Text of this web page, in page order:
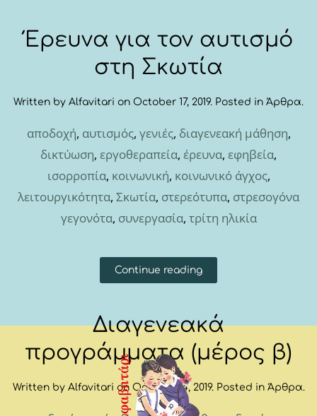
Έρευνα για τον αυτισμό
στη Σκωτία
Written by Alfavitari on October 17, 2019. Posted in Άρθρα.
αποδοχή, αυτισμός, γενιές, διαγενεακή μάθηση,
δικτύωση, εργοθεραπεία, έρευνα, εφηβεία,
ισορροπία, κοινωνική, κοινωνικό άγχος,
λειτουργικότητα, Σκωτία, στερεότυπα, στρεσογόνα
γεγονότα, συνεργασία, τρίτη ηλικία
Continue reading
Διαγενεακά
προγράμματα (μέρος β)
Written by Alfavitari on October 14, 2019. Posted in Άρθρα.